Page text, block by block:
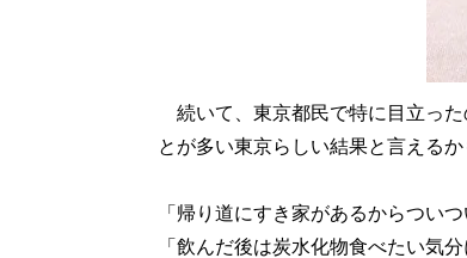
続いて、東京都民で特に目立った
とが多い東京らしい結果と言えるか
「帰り道にすき家があるからつい
「飲んだ後は炭水化物食べたい気分